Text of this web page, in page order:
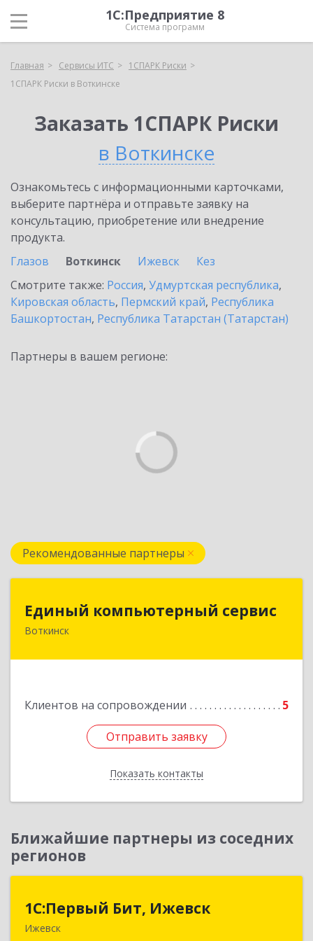
1С:Предприятие 8
Система программ
Главная Сервисы ИТС
1СПАРК Риски
1СПАРК Риски в Воткинске
Заказать 1СПАРК Риски
в Воткинске
Ознакомьтесь с информационными карточками,
выберите партнёра и отправьте заявку на
консультацию, приобретение или внедрение
продукта.
Глазов
Воткинск Ижевск
Кез
Смотрите также: Россия, Удмуртская республика,
Кировская область, Пермский край, Республика
Башкортостан, Республика Татарстан (Татарстан)
Партнеры в вашем регионе:
Рекомендованные партнеры
Единый компьютерный сервис
Воткинск
Клиентов на сопровождении 5
Отправить заявку
Показать контакты
Единый компьютерный сервис
Отправить заявку
Назад
Ближайшие партнеры из соседних
регионов
1С:Первый Бит, Ижевск
Ижевск
1С:Первый Бит, Ижевск